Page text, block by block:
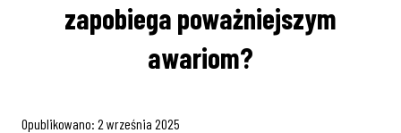
zapobiega poważniejszym
awariom?
Opublikowano: 2 września 2025